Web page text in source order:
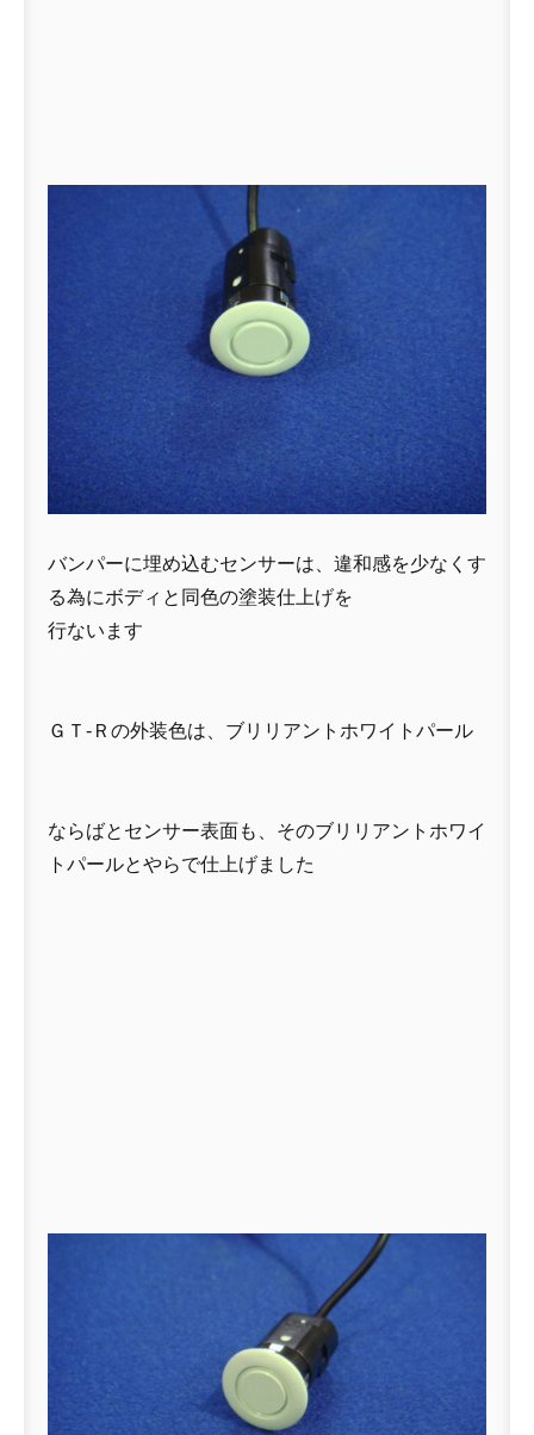
バンパーに埋め込むセンサーは、違和感を少なくす
る為にボディと同色の塗装仕上げを
行ないます
ＧＴ-Ｒの外装色は、ブリリアントホワイトパール
ならばとセンサー表面も、そのブリリアントホワイ
トパールとやらで仕上げました